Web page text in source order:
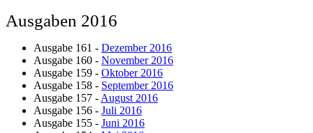
Ausgaben 2016
Ausgabe 161 - Dezember 2016
Ausgabe 160 - November 2016
Ausgabe 159 - Oktober 2016
Ausgabe 158 - September 2016
Ausgabe 157 - August 2016
Ausgabe 156 - Juli 2016
Ausgabe 155 - Juni 2016